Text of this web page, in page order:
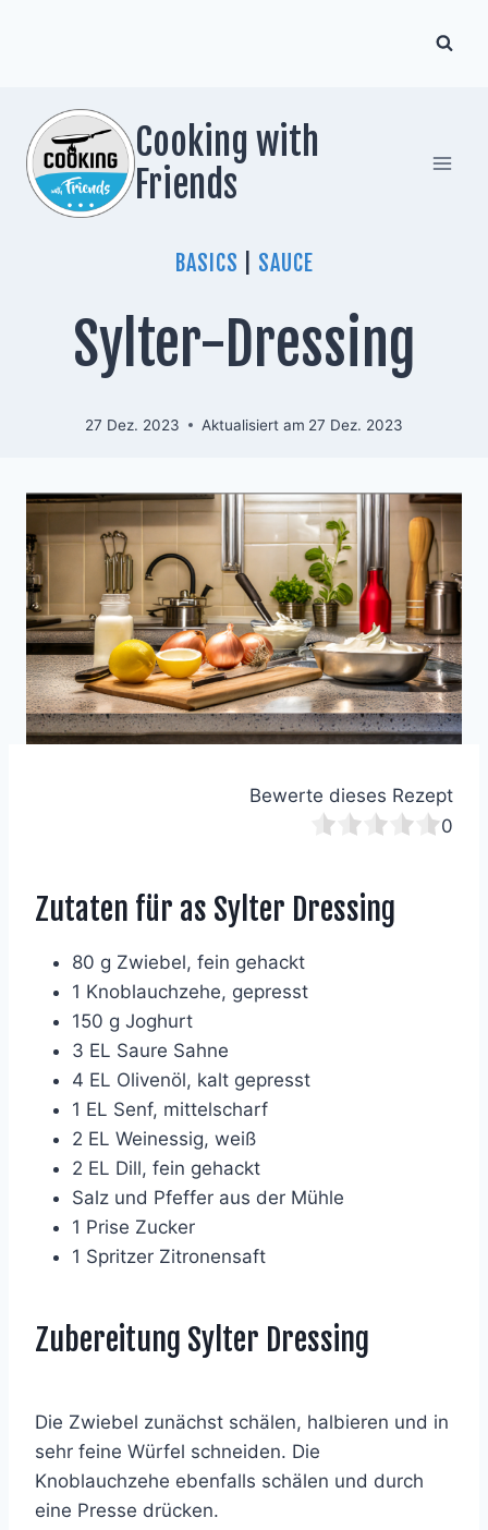
Cooking with
Friends
BASICS SAUCE
Sylter-Dressing
27 Dez. 2023 Aktualisiert am 27 Dez. 2023
Bewerte dieses Rezept
0
Zutaten für as Sylter Dressing
80 g Zwiebel, fein gehackt
1 Knoblauchzehe, gepresst
150 g Joghurt
3 EL Saure Sahne
4 EL Olivenöl, kalt gepresst
1 EL Senf, mittelscharf
2 EL Weinessig, weiß
2 EL Dill, fein gehackt
Salz und Pfeffer aus der Mühle
1 Prise Zucker
1 Spritzer Zitronensaft
Zubereitung Sylter Dressing
Die Zwiebel zunächst schälen, halbieren und in
sehr feine Würfel schneiden. Die
Knoblauchzehe ebenfalls schälen und durch
eine Presse drücken.